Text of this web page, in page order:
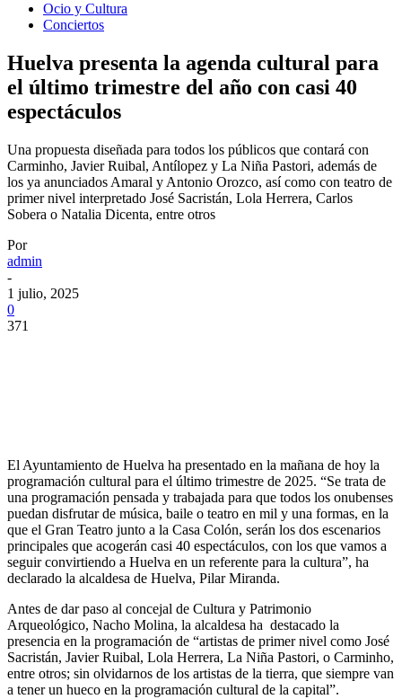
Ocio y Cultura
Conciertos
Huelva presenta la agenda cultural para
el último trimestre del año con casi 40
espectáculos
Una propuesta diseñada para todos los públicos que contará con
Carminho, Javier Ruibal, Antílopez y La Niña Pastori, además de
los ya anunciados Amaral y Antonio Orozco, así como con teatro de
primer nivel interpretado José Sacristán, Lola Herrera, Carlos
Sobera o Natalia Dicenta, entre otros
Por
admin
-
1 julio, 2025
0
371
El Ayuntamiento de Huelva ha presentado en la mañana de hoy la
programación cultural para el último trimestre de 2025. “Se trata de
una programación pensada y trabajada para que todos los onubenses
puedan disfrutar de música, baile o teatro en mil y una formas, en la
que el Gran Teatro junto a la Casa Colón, serán los dos escenarios
principales que acogerán casi 40 espectáculos, con los que vamos a
seguir convirtiendo a Huelva en un referente para la cultura”, ha
declarado la alcaldesa de Huelva, Pilar Miranda.
Antes de dar paso al concejal de Cultura y Patrimonio
Arqueológico, Nacho Molina, la alcaldesa ha destacado la
presencia en la programación de “artistas de primer nivel como José
Sacristán, Javier Ruibal, Lola Herrera, La Niña Pastori, o Carminho,
entre otros; sin olvidarnos de los artistas de la tierra, que siempre van
a tener un hueco en la programación cultural de la capital”.